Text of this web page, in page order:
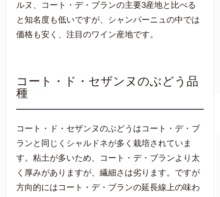
ルヌ、コート・デ・ブランの主要3産地と比べる
と知名度も低いですが、シャンパーニュの中では
価格も安く、注目のワイン産地です。
コート・ド・セザンヌのぶどう品
種
コート・ド・セザンヌのぶどうはコート・デ・ブ
ランと同じくシャルドネが多く栽培されていま
す。粘土が多いため、コート・デ・ブランより太
く厚みがありますが、繊細さは劣ります。ですが
方向的にはコート・デ・ブランの延長線上の味わ